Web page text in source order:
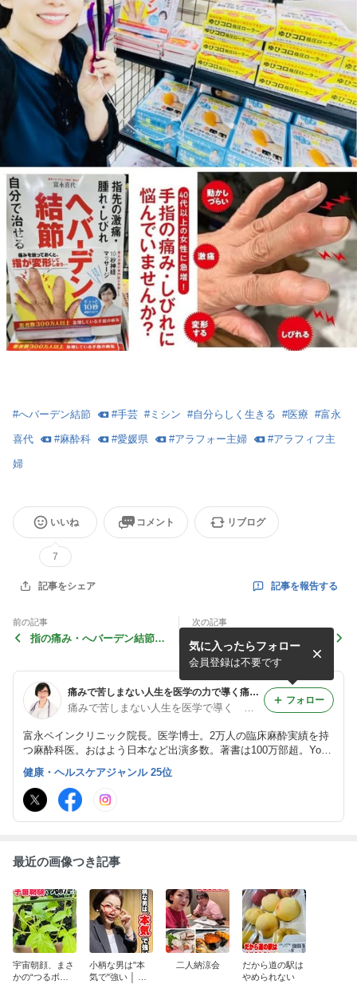
#へバーデン結節 #手芸 #ミシン #自分らしく生きる #医療 #富永
喜代 #麻酔科 #愛媛県 #アラフォー主婦 #アラフィフ主
婦
いいね
7
コメント リブログ
記事をシェア 記事を報告する
前の記事
指の痛み・へバーデン結節に
次の記事
学会準備中！婦人科異常なし
の外陰部の痛み
痛みで苦しまない人生を医学の力で導く痛み改善ドクター富永喜代のブログ
富永ペインクリニック院長。医学博士。2万人の臨床麻酔実績を持
つ麻酔科医。おはよう日本など出演多数。著書は100万部超。YouT
ube『女医 富永喜代の人には言えない痛み相談室』チャンネル登
録者数30万人、総再生回数7400万回。SNSフォロワー45万人。
気に入ったらフォロー
会員登録は不要です
フォロー
健康・ヘルスケアジャンル 25位
最近の画像つき記事
宇宙朝顔、まさ
かの“つるボ
小柄な男は"本
気で"強い │ 意
二人納涼会
だから道の駅は
やめられない